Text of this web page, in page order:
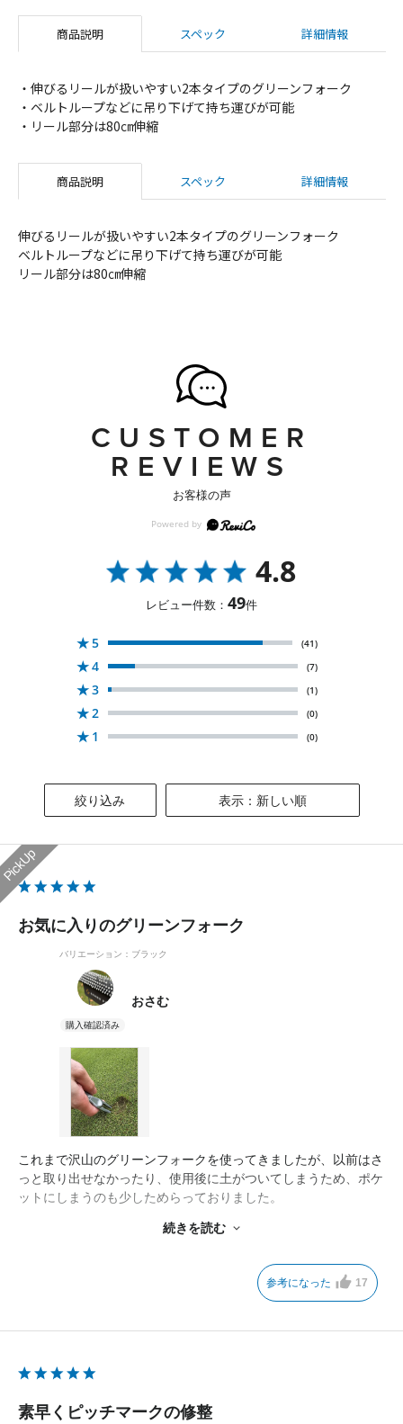
商品説明 スペック 詳細情報
・伸びるリールが扱いやすい2本タイプのグリーンフォーク
・ベルトループなどに吊り下げて持ち運びが可能
・リール部分は80㎝伸縮
商品説明 スペック 詳細情報
伸びるリールが扱いやすい2本タイプのグリーンフォーク
ベルトループなどに吊り下げて持ち運びが可能
リール部分は80㎝伸縮
CUSTOMER
REVIEWS
お客様の声
4.8
レビュー件数： 49件
★5 (41)
★4 (7)
★3 (1)
★2 (0)
★ 1 (0)
絞り込み 表示：新しい順
お気に入りのグリーンフォーク
バリエーション：ブラック
おさむ
これまで沢山のグリーンフォークを使ってきましたが、以前はさ
っと取り出せなかったり、使用後に土がついてしまうため、ポケ
ットにしまうのも少しためらっておりました。
こちらのグリーンフォーク、リールのお陰でさっと取り出せ、さ
ラウンド中ベルトに付けているため収納にも困らず、本当にスマ
もゴルファーとして身に着けておきたい一品です。
PINGらしいシンプルなデザインも気に入っています。
続きを読む
参考になった 17
素早くピッチマークの修整